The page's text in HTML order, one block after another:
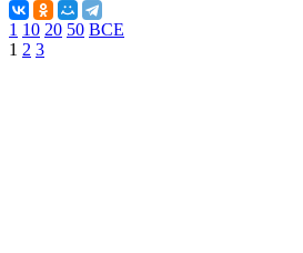
1 10 20 50 ВСЕ
1 2 3